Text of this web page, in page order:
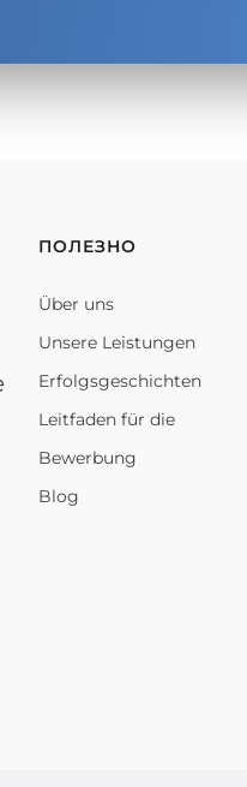
ПОЛЕЗНО
Über uns
Unsere Leistungen
Erfolgsgeschichten
Leitfaden für die
Bewerbung
Blog